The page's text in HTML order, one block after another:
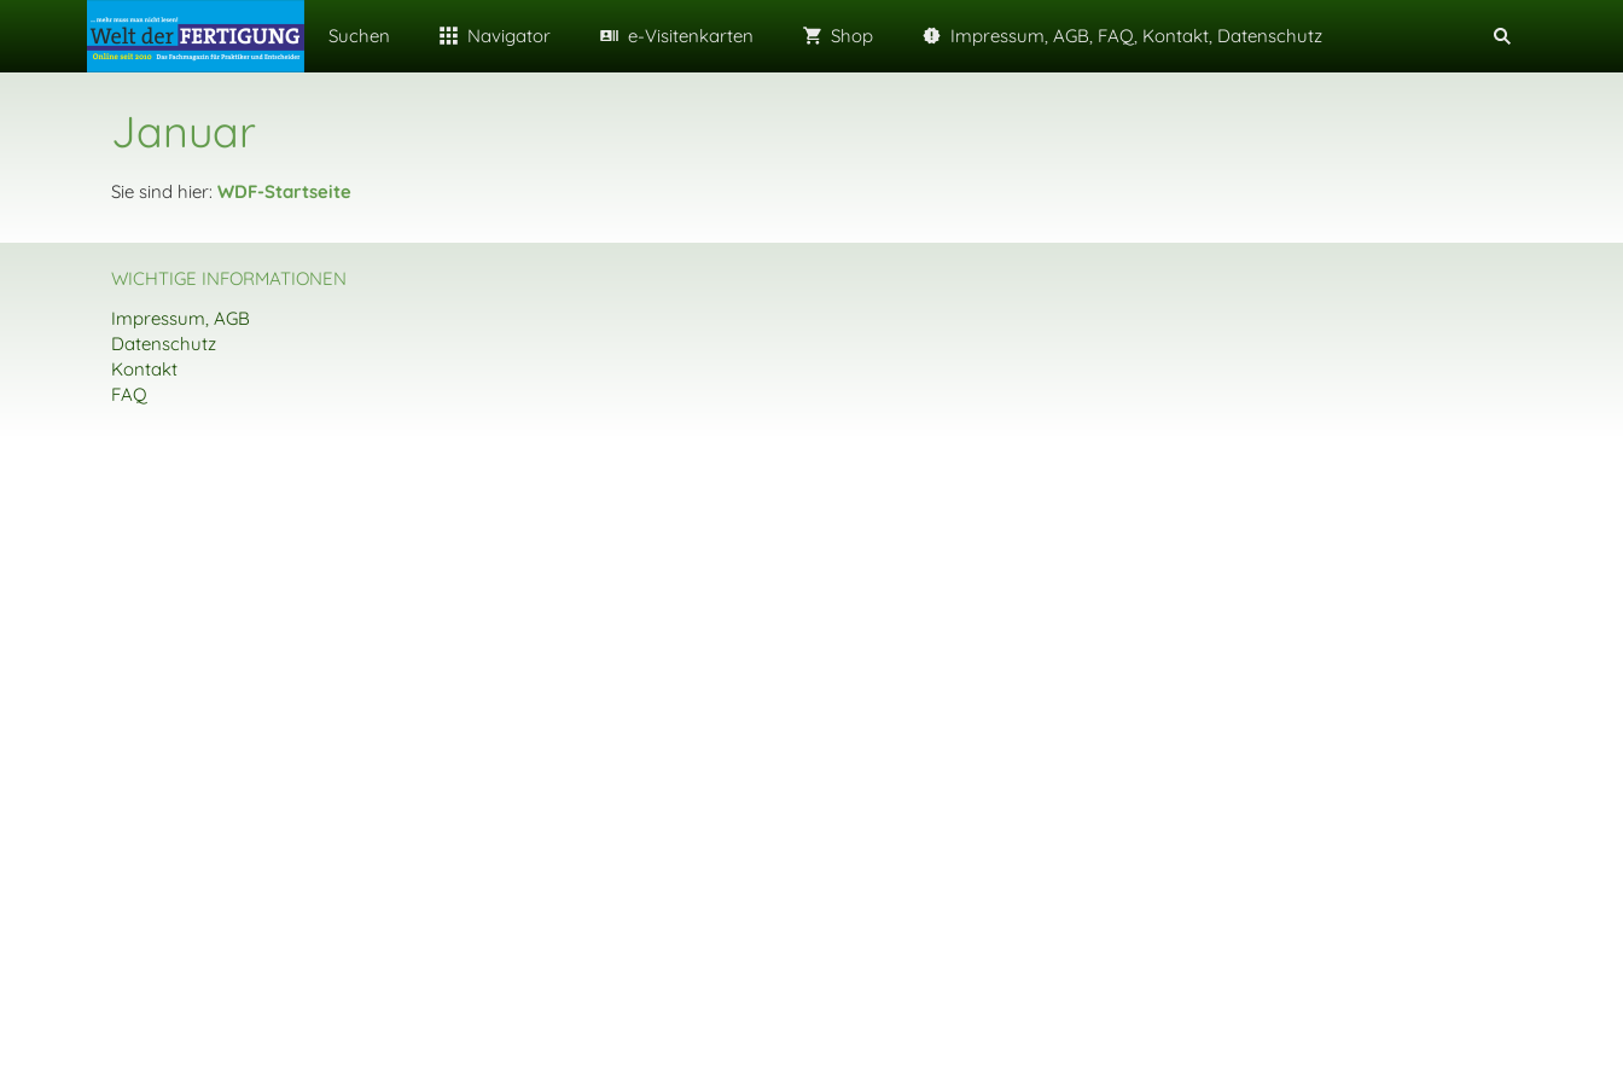
Suchen Navigator e-Visitenkarten Shop Impressum, AGB, FAQ, Kontakt, Datenschutz
Januar
Sie sind hier: WDF-Startseite
WICHTIGE INFORMATIONEN
Impressum, AGB
Datenschutz
Kontakt
FAQ